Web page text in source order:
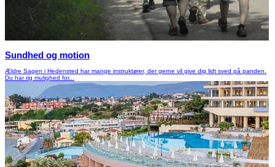
Sundhed og motion
Ældre Sagen i Hedensted har mange instruktører, der gerne vil give dig lidt sved på panden.
Du har rig mulighed for...